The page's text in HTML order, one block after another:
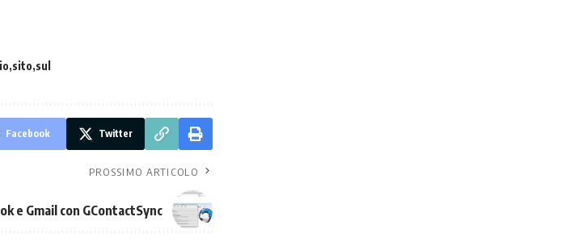
sito sul
Facebook Twitter
PROSSIMO ARTICOLO
e Gmail con GContactSync